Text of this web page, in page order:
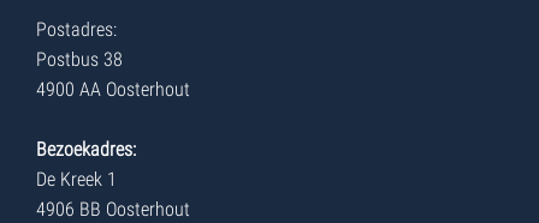
Postadres:
Postbus 38
4900 AA Oosterhout
Bezoekadres:
De Kreek 1
4906 BB Oosterhout